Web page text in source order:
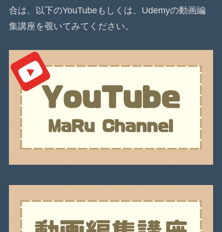
合は、以下のYouTubeもしくは、Udemyの動画編
集講座を覗いてみてください。